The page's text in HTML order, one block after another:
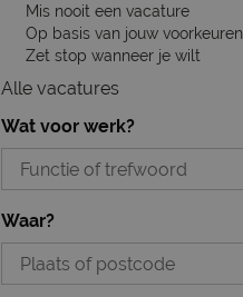
Mis nooit een vacature
Op basis van jouw voorkeuren
Zet stop wanneer je wilt
Alle vacatures
Wat voor werk?
Waar?